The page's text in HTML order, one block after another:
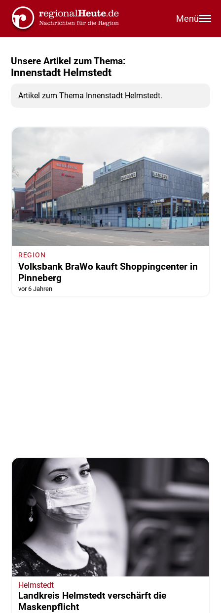
Menü
Unsere Artikel zum Thema:
Innenstadt Helmstedt
Artikel zum Thema Innenstadt Helmstedt.
REGION
Volksbank BraWo kauft Shoppingcenter in
Pinneberg
vor 6 Jahren
Helmstedt
Landkreis Helmstedt verschärft die
Maskenpflicht